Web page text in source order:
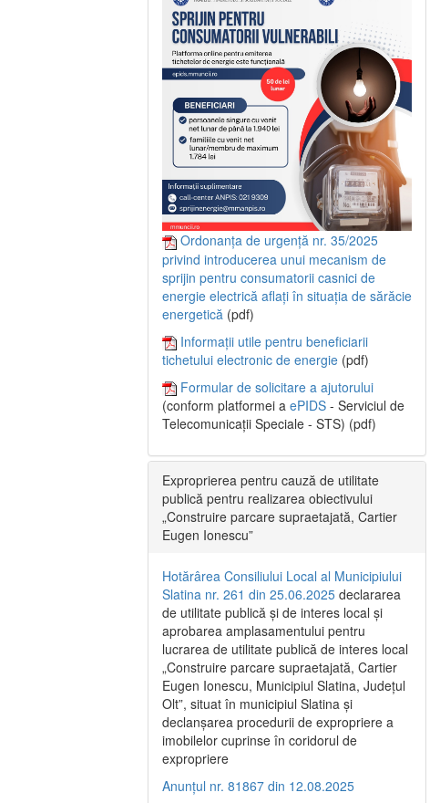
Ordonanța de urgență nr. 35/2025
privind introducerea unui mecanism de
sprijin pentru consumatorii casnici de
energie electrică aflați în situația de sărăcie
energetică (pdf)
Informații utile pentru beneficiarii
tichetului electronic de energie (pdf)
Formular de solicitare a ajutorului
(conform platformei a ePIDS - Serviciul de
Telecomunicații Speciale - STS) (pdf)
Exproprierea pentru cauză de utilitate
publică pentru realizarea obiectivului
„Construire parcare supraetajată, Cartier
Eugen Ionescu”
Hotărârea Consiliului Local al Municipiului
Slatina nr. 261 din 25.06.2025 declararea
de utilitate publică și de interes local și
aprobarea amplasamentului pentru
lucrarea de utilitate publică de interes local
„Construire parcare supraetajată, Cartier
Eugen Ionescu, Municipiul Slatina, Județul
Olt”, situat în municipiul Slatina și
declanșarea procedurii de expropriere a
imobilelor cuprinse în coridorul de
expropriere
Anunțul nr. 81867 din 12.08.2025